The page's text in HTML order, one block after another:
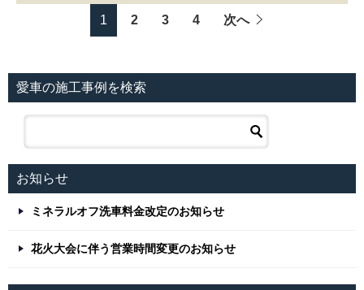
1 2 3 4 次へ
愛車の施工事例を検索
お知らせ
ミネラルオフ洗車料金改定のお知らせ
花火大会に伴う営業時間変更のお知らせ